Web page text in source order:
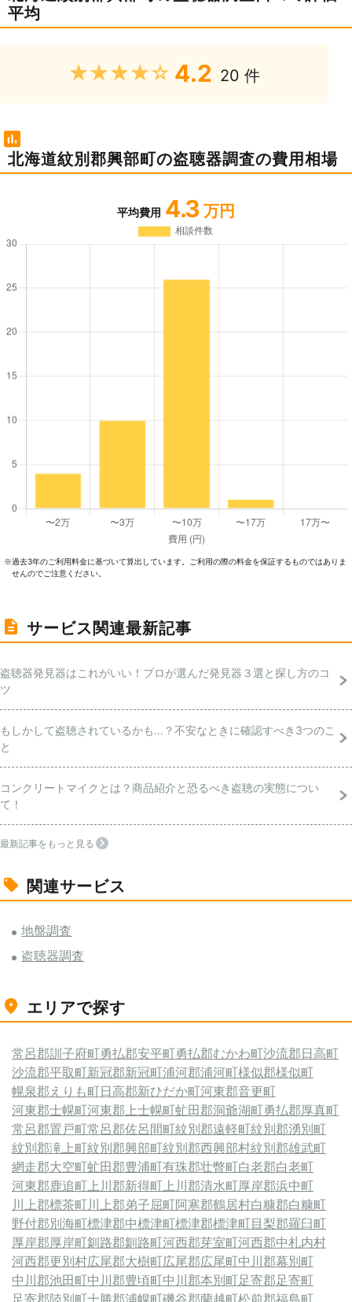
平均
★★★★★ 4.2 20 件
北海道紋別郡興部町の盗聴器調査の費用相場
平均費用 4.3 万円
※過去3年のご利⽤料⾦に基づいて算出しています。ご利⽤の際の料⾦を保証するものではありま
せんのでご注意ください。
サービス関連最新記事
盗聴器発見器はこれがいい！プロが選んだ発見器３選と探し方のコ
ツ
もしかして盗聴されているかも…？不安なときに確認すべき3つのこ
と
コンクリートマイクとは？商品紹介と恐るべき盗聴の実態につい
て！
最新記事をもっと見る
関連サービス
地盤調査
盗聴器調査
エリアで探す
常呂郡訓子府町勇払郡安平町勇払郡むかわ町沙流郡日高町
沙流郡平取町新冠郡新冠町浦河郡浦河町様似郡様似町
幌泉郡えりも町日高郡新ひだか町河東郡音更町
河東郡士幌町河東郡上士幌町虻田郡洞爺湖町勇払郡厚真町
常呂郡置戸町常呂郡佐呂間町紋別郡遠軽町紋別郡湧別町
紋別郡滝上町紋別郡興部町紋別郡西興部村紋別郡雄武町
網走郡大空町虻田郡豊浦町有珠郡壮瞥町白老郡白老町
河東郡鹿追町上川郡新得町上川郡清水町厚岸郡浜中町
川上郡標茶町川上郡弟子屈町阿寒郡鶴居村白糠郡白糠町
野付郡別海町標津郡中標津町標津郡標津町目梨郡羅臼町
厚岸郡厚岸町釧路郡釧路町河西郡芽室町河西郡中札内村
河西郡更別村広尾郡大樹町広尾郡広尾町中川郡幕別町
中川郡池田町中川郡豊頃町中川郡本別町足寄郡足寄町